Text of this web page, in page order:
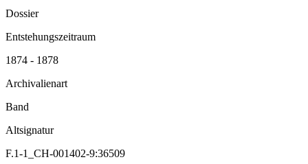
Dossier
Entstehungszeitraum
1874 - 1878
Archivalienart
Band
Altsignatur
F.1-1_CH-001402-9:36509